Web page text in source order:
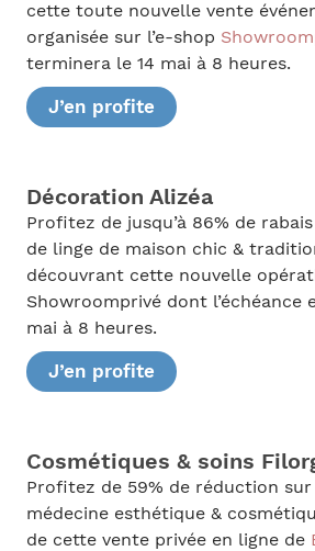
cette toute nouvelle vente
organisée sur l’e-shop
terminera le 14 mai à 8 heures.
J’en profite
Décoration Alizéa
Profitez de jusqu’à 86% de
de linge de maison chic &
découvrant cette nouvelle
Showroomprivé dont l’échéance
mai à 8 heures.
J’en profite
Cosmétiques & soins
Profitez de 59% de réduction
médecine esthétique &
de cette vente privée en ligne de